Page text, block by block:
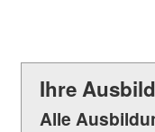
Ihre
Alle